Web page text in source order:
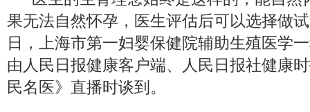
果无法自然怀孕，医生评估后可以选择做
日，上海市第一妇婴保健院辅助生殖医学
由人民日报健康客户端、人民日报社健康
民名医》直播时谈到。